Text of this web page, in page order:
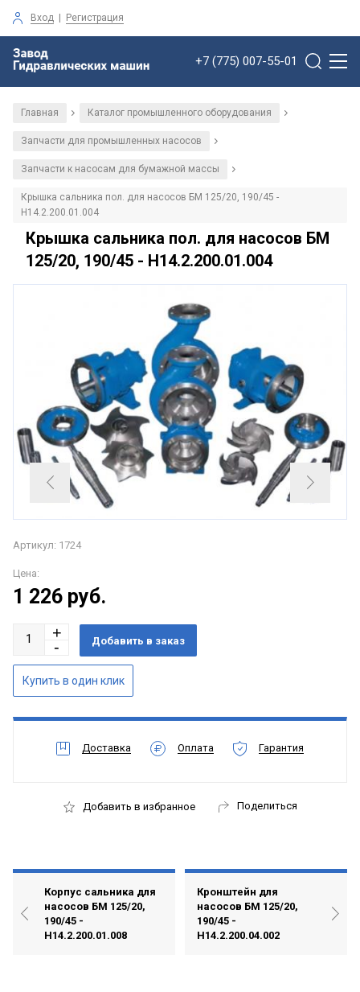
Вход | Регистрация
+7 (775) 007-55-01
Главная / Каталог промышленного оборудования /
Запчасти для промышленных насосов /
Запчасти к насосам для бумажной массы /
Крышка сальника пол. для насосов БМ 125/20, 190/45 -
Н14.2.200.01.004
Крышка сальника пол. для насосов БМ
125/20, 190/45 - Н14.2.200.01.004
Артикул: 1724
Цена:
1 226 руб.
Доставка Оплата Гарантия
Добавить в избранное Поделиться
Корпус сальника для
насосов БМ 125/20,
190/45 -
Н14.2.200.01.008
Кронштейн для
насосов БМ 125/20,
190/45 -
Н14.2.200.04.002